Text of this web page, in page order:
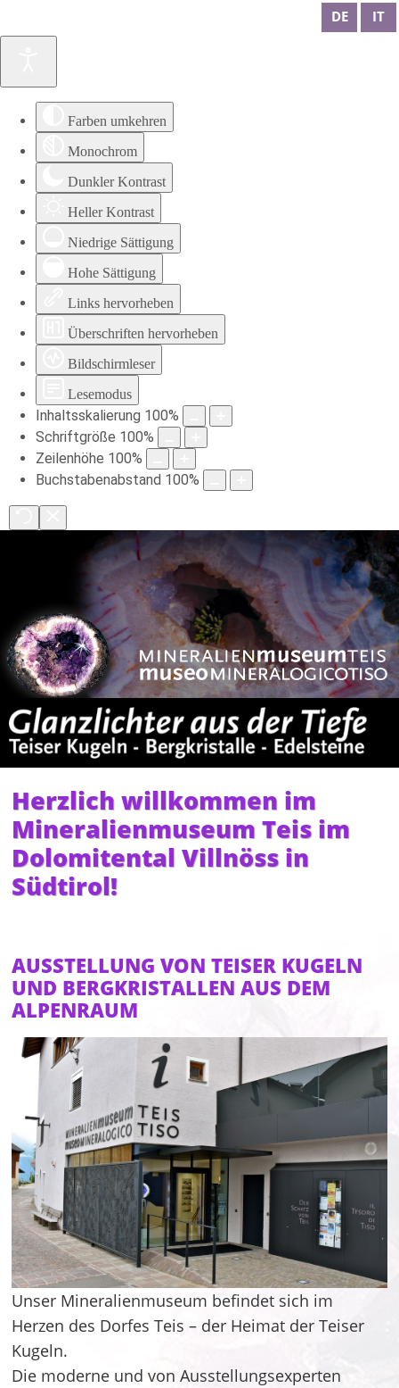
Farben umkehren
Monochrom
Dunkler Kontrast
Heller Kontrast
Niedrige Sättigung
Hohe Sättigung
Links hervorheben
Überschriften hervorheben
Bildschirmleser
Lesemodus
Inhaltsskalierung 100%
Schriftgröße 100%
Zeilenhöhe 100%
Buchstabenabstand 100%
DE IT
Herzlich willkommen im
Mineralienmuseum Teis im
Dolomitental Villnöss in
Südtirol!
AUSSTELLUNG VON TEISER KUGELN
UND BERGKRISTALLEN AUS DEM
ALPENRAUM
Unser Mineralienmuseum befindet sich im
Herzen des Dorfes Teis – der Heimat der Teiser
Kugeln.
Die moderne und von Ausstellungsexperten